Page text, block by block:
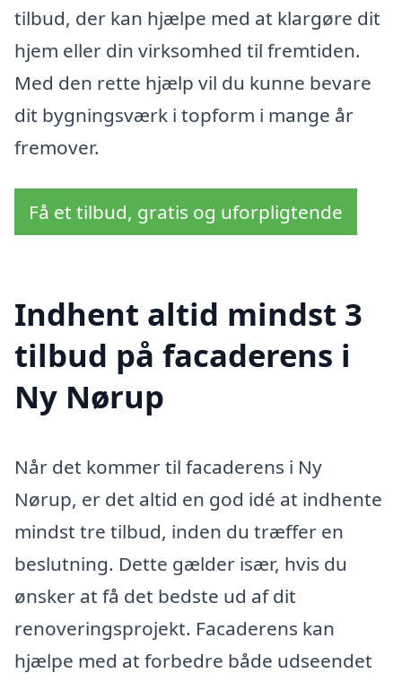
tilbud, der kan hjælpe med at klargøre dit
hjem eller din virksomhed til fremtiden.
Med den rette hjælp vil du kunne bevare
dit bygningsværk i topform i mange år
fremover.
Få et tilbud, gratis og uforpligtende
Indhent altid mindst 3
tilbud på facaderens i
Ny Nørup
Når det kommer til facaderens i Ny
Nørup, er det altid en god idé at indhente
mindst tre tilbud, inden du træffer en
beslutning. Dette gælder især, hvis du
ønsker at få det bedste ud af dit
renoveringsprojekt. Facaderens kan
hjælpe med at forbedre både udseendet